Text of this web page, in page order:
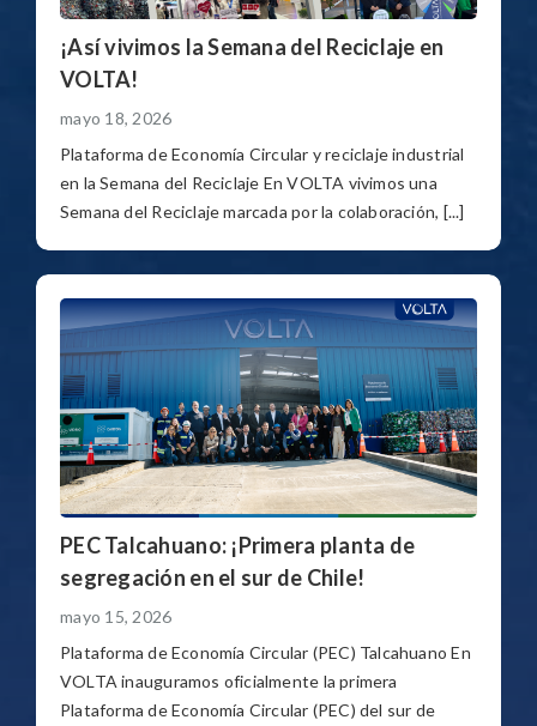
¡Así vivimos la Semana del Reciclaje en
VOLTA!
mayo 18, 2026
Plataforma de Economía Circular y reciclaje industrial
en la Semana del Reciclaje En VOLTA vivimos una
Semana del Reciclaje marcada por la colaboración, [...]
PEC Talcahuano: ¡Primera planta de
segregación en el sur de Chile!
mayo 15, 2026
Plataforma de Economía Circular (PEC) Talcahuano En
VOLTA inauguramos oficialmente la primera
Plataforma de Economía Circular (PEC) del sur de